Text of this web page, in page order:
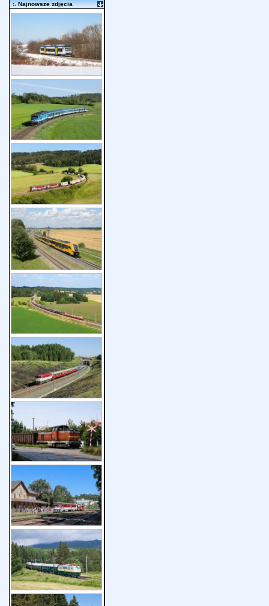
:. Najnowsze zdjęcia